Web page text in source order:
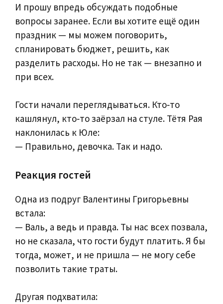
И прошу впредь обсуждать подобные
вопросы заранее. Если вы хотите ещё один
праздник — мы можем поговорить,
спланировать бюджет, решить, как
разделить расходы. Но не так — внезапно и
при всех.
Гости начали переглядываться. Кто‑то
кашлянул, кто‑то заёрзал на стуле. Тётя Рая
наклонилась к Юле:
— Правильно, девочка. Так и надо.
Реакция гостей
Одна из подруг Валентины Григорьевны
встала:
— Валь, а ведь и правда. Ты нас всех позвала,
но не сказала, что гости будут платить. Я бы
тогда, может, и не пришла — не могу себе
позволить такие траты.
Другая подхватила: